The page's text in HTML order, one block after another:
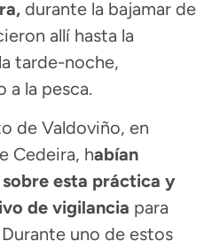
durante la bajamar de
allí hasta la
tarde-noche,
a la pesca.
de Valdoviño, en
Cedeira, habían
esta práctica y
de vigilancia para
uno de estos